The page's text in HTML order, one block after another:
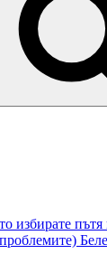
избирате